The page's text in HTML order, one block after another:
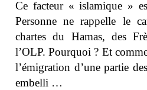
Ce facteur « islamique »
Personne ne rappelle le
chartes du Hamas, des
l’OLP. Pourquoi ? Et
l’émigration d’une partie
embelli …